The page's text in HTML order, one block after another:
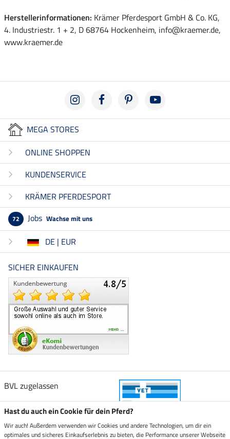
Herstellerinformationen: Krämer Pferdesport GmbH & Co. KG,
4. Industriestr. 1 + 2, D 68764 Hockenheim, info@kraemer.de,
www.kraemer.de
MEGA STORES
ONLINE SHOPPEN
KUNDENSERVICE
KRÄMER PFERDESPORT
72 Jobs Wachse mit uns
DE | EUR
SICHER EINKAUFEN
BVL zugelassen
Hast du auch ein Cookie für dein Pferd?
Wir auch! Außerdem verwenden wir Cookies und andere Technologien, um dir ein
optimales und sicheres Einkaufserlebnis zu bieten, die Performance unserer Webseite